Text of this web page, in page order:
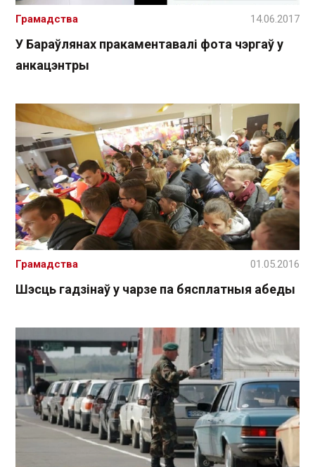
У Бараўлянах пракаментавалі фота чэргаў у
анкацэнтры
Грамадства 14.06.2017
Шэсць гадзінаў у чарзе па бясплатныя абеды
Грамадства 01.05.2016